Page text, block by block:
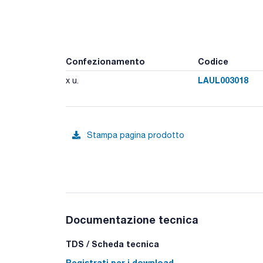
Confezionamento Codice
x u. LAUL003018
Stampa pagina prodotto
Documentazione tecnica
TDS / Scheda tecnica